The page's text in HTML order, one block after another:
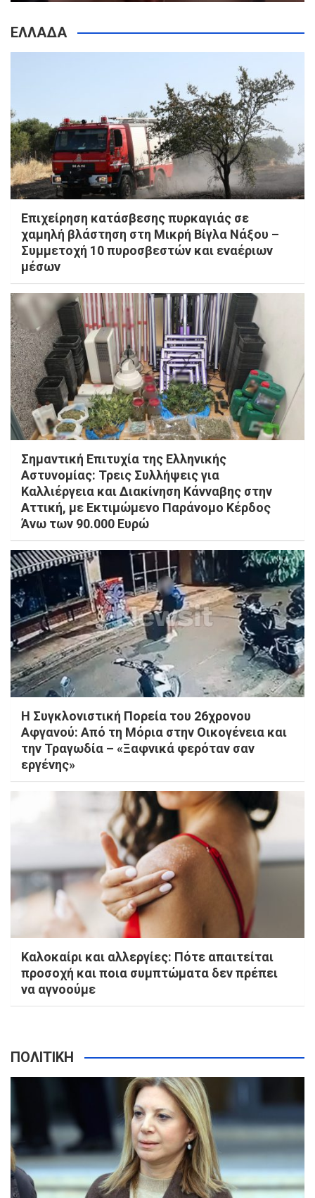
ΕΛΛΑΔΑ
Επιχείρηση κατάσβεσης πυρκαγιάς σε
χαμηλή βλάστηση στη Μικρή Βίγλα Νάξου –
Συμμετοχή 10 πυροσβεστών και εναέριων
μέσων
Σημαντική Επιτυχία της Ελληνικής
Αστυνομίας: Τρεις Συλλήψεις για
Καλλιέργεια και Διακίνηση Κάνναβης στην
Αττική, με Εκτιμώμενο Παράνομο Κέρδος
Άνω των 90.000 Ευρώ
Η Συγκλονιστική Πορεία του 26χρονου
Αφγανού: Από τη Μόρια στην Οικογένεια και
την Τραγωδία – «Ξαφνικά φερόταν σαν
εργένης»
Καλοκαίρι και αλλεργίες: Πότε απαιτείται
προσοχή και ποια συμπτώματα δεν πρέπει
να αγνοούμε
ΠΟΛΙΤΙΚΗ